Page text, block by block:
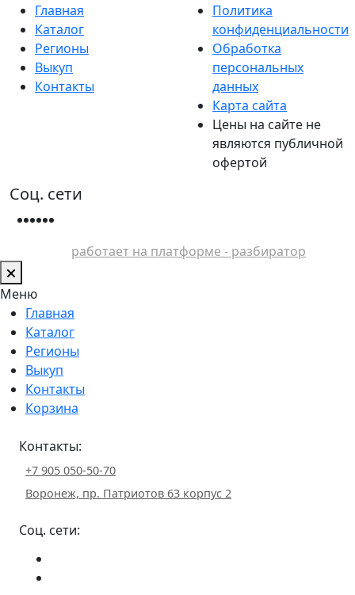
Главная
Каталог
Регионы
Выкуп
Контакты
Политика
конфиденциальности
Обработка
персональных
данных
Карта сайта
Цены на сайте не
являются публичной
офертой
Соц. сети
работает на платформе - разбиратор
Меню
Главная
Каталог
Регионы
Выкуп
Контакты
Корзина
Контакты:
+7 905 050-50-70
Воронеж, пр. Патриотов 63 корпус 2
Соц. сети: